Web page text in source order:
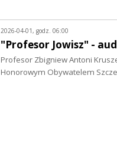
2026-04-01, godz. 06:00
"Profesor Jowisz" -
Profesor Zbigniew Antoni
Honorowym Obywatelem